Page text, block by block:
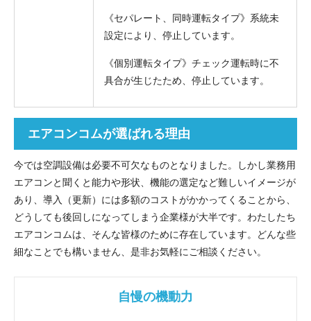
《セパレート、同時運転タイプ》系統未
設定により、停止しています。
《個別運転タイプ》チェック運転時に不
具合が生じたため、停止しています。
エアコンコムが選ばれる理由
今では空調設備は必要不可欠なものとなりました。しかし業務用
エアコンと聞くと能力や形状、機能の選定など難しいイメージが
あり、導入（更新）には多額のコストがかかってくることから、
どうしても後回しになってしまう企業様が大半です。わたしたち
エアコンコムは、そんな皆様のために存在しています。どんな些
細なことでも構いません、是非お気軽にご相談ください。
自慢の機動力